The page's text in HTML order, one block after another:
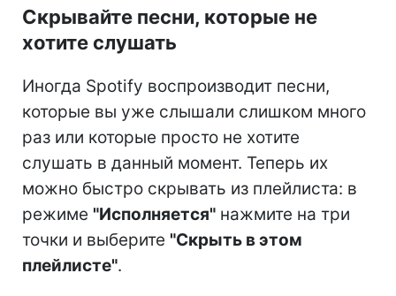
Скрывайте песни, которые не
хотите слушать
Иногда Spotify воспроизводит песни,
которые вы уже слышали слишком много
раз или которые просто не хотите
слушать в данный момент. Теперь их
можно быстро скрывать из плейлиста: в
режиме "Исполняется" нажмите на три
точки и выберите "Скрыть в этом
плейлисте".